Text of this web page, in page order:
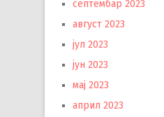
септембар 2023
август 2023
јул 2023
јун 2023
мај 2023
април 2023